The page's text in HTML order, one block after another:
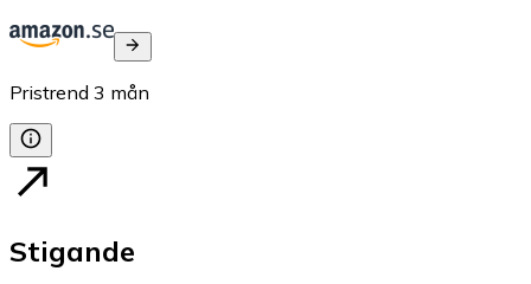
Pristrend 3 mån
Stigande